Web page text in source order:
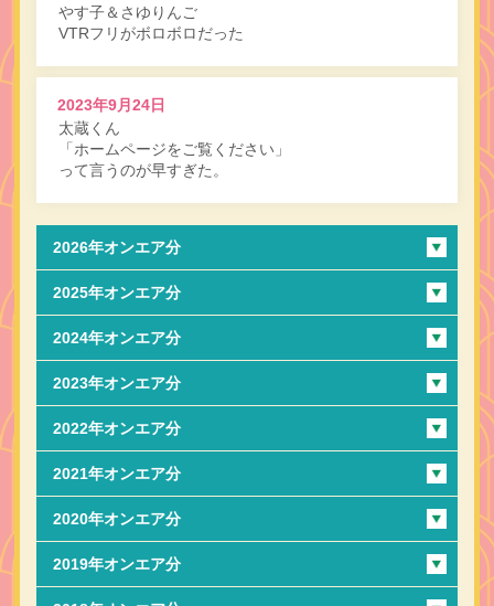
やす子＆さゆりんご
VTRフリがボロボロだった
2023年9月24日
太蔵くん
「ホームページをご覧ください」
って言うのが早すぎた。
2026年オンエア分
2025年オンエア分
2024年オンエア分
2023年オンエア分
2022年オンエア分
2021年オンエア分
2020年オンエア分
2019年オンエア分